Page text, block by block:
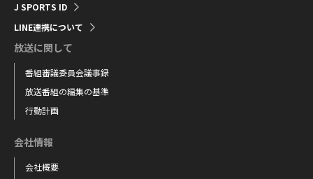
J SPORTS ID
LINE連携について
放送に関して
番組審議委員会議事録
放送番組の編集の基準
行動計画
会社情報
会社概要